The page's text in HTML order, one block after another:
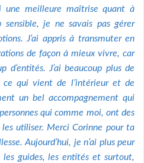
une meilleure maîtrise quant à
sensible, je ne savais pas gérer
J’ai appris à transmuter en
de façon à mieux vivre, car
d’entités. J’ai beaucoup plus de
ce qui vient de l’intérieur et de
un bel accompagnement qui
qui comme moi, ont des
utiliser. Merci Corinne pour ta
Aujourd’hui, je n’ai plus peur
les guides, les entités et surtout,